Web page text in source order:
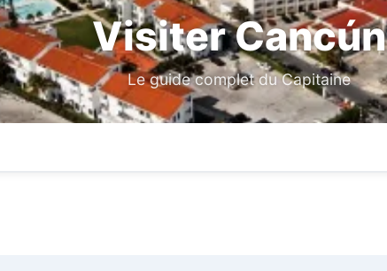
Visiter Cancún
Le guide complet du Capitaine